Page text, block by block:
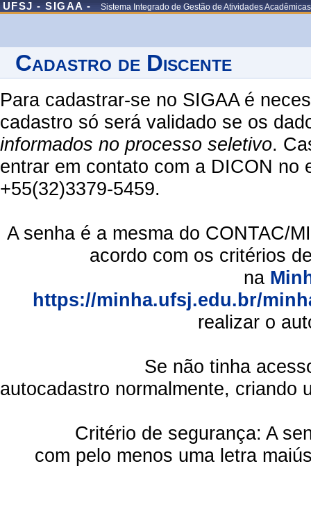
UFSJ - SIGAA - Sistema Integrado de Gestão de Atividades Acadêmicas
Cadastro de Discente
Para cadastrar-se no SIGAA é
cadastro só será validado se os
informados no processo seletivo.
entrar em contato com a DICON no
+55(32)3379-5459.
A senha é a mesma do CONTAC/
acordo com os critérios
na
https://minha.ufsj.edu.br/
realizar o
Se não tinha acesso e/ou
autocadastro normalmente, criando
Critério de segurança: A
com pelo menos uma letra